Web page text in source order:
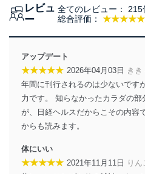
当社は、個人情報の取得・利
達成に必要な範囲内で適法か
得・利用・提供を行います。
個人情報は、同意を得ずに目
供・開示は行いません。当社
みを確実にするため、従業者
ます。また、目的外利用を行
措置を講じます。
法令遵守
当社は、個人情報に関連する
その他の規範を遵守します。
レビュ
ー
総合評価： ★★★★★
全てのレビュー： 215
アップデート
★★★★★ 2026年04月03日 き
年間に刊行されるのは少ないです
力です。 知らなかったカラダの
が、日経ヘルスだからこその内容
からも読みます。
体にいい
★★★★★ 2021年11月11日 りん